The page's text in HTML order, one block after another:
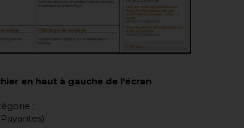
en haut à gauche de l'écran
: